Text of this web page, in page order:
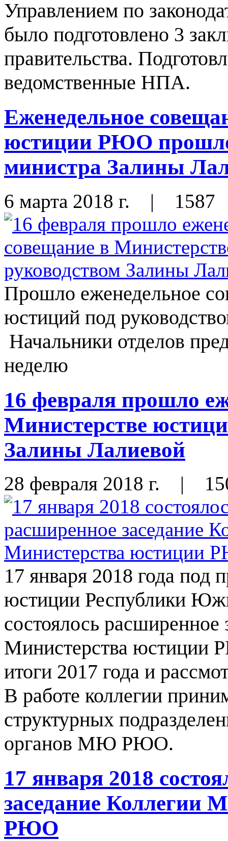
Управлением по
было подготовлено 3
правительства.
ведомственные НПА.
Еженедельное
юстиции РЮО прошло
министра Залины
6 марта 2018 г. | 1587
Прошло еженедельное
юстиций под
Начальники отделов
неделю
16 февраля прошло
Министерстве
Залины Лалиевой
28 февраля 2018 г. |
17 января 2018 года под
юстиции Республики
состоялось расширенное
Министерства юстиции
итоги 2017 года и
В работе коллегии
структурных
органов МЮ РЮО.
17 января 2018
заседание Коллегии
PЮO